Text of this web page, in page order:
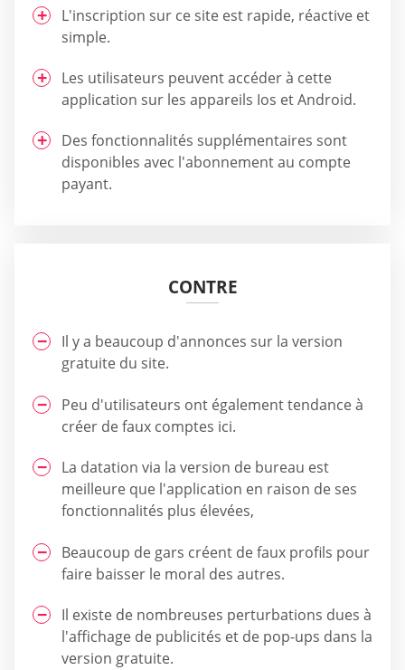
L'inscription sur ce site est rapide, réactive et
simple.
Les utilisateurs peuvent accéder à cette
application sur les appareils Ios et Android.
Des fonctionnalités supplémentaires sont
disponibles avec l'abonnement au compte
payant.
CONTRE
Il y a beaucoup d'annonces sur la version
gratuite du site.
Peu d'utilisateurs ont également tendance à
créer de faux comptes ici.
La datation via la version de bureau est
meilleure que l'application en raison de ses
fonctionnalités plus élevées,
Beaucoup de gars créent de faux profils pour
faire baisser le moral des autres.
Il existe de nombreuses perturbations dues à
l'affichage de publicités et de pop-ups dans la
version gratuite.